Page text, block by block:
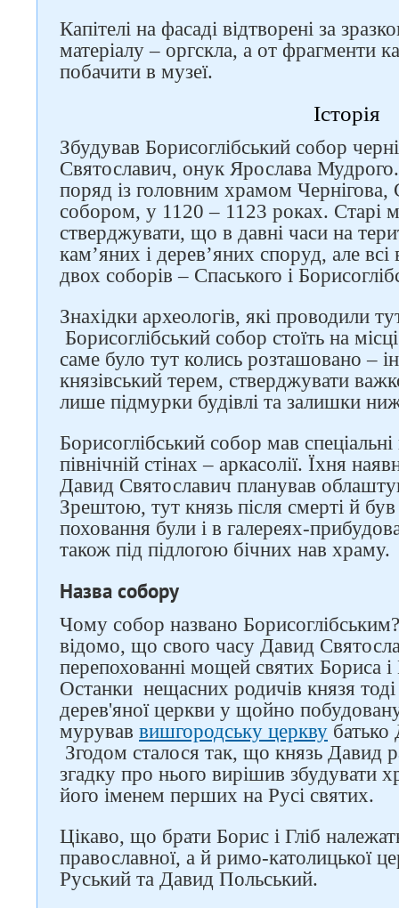
Капітелі на фасаді відтворені за
матеріалу – оргскла, а от фрагменти
побачити в музеї.
Історія
Збудував Борисоглібський собор
Святославич, онук Ярослава
поряд із головним храмом
собором, у 1120 – 1123 роках. Старі
стверджувати, що в давні часи на
кам’яних і дерев’яних споруд, але
двох соборів – Спаського і
Знахідки археологів, які проводили
Борисоглібський собор стоїть на
саме було тут колись розташовано –
князівський терем, стверджувати
лише підмурки будівлі та залишки
Борисоглібський собор мав спеціальні
північній стінах – аркасолії. Їхня
Давид Святославич планував
Зрештою, тут князь після смерті й
поховання були і в галереях-
також під підлогою бічних нав храму.
Назва собору
Чому собор названо
відомо, що свого часу Давид
перепохованні мощей святих Бориса
Останки нещасних родичів князя тоді
дерев'яної церкви у щойно
мурував вишгородську церкву
Згодом сталося так, що князь Давид
згадку про нього вирішив збудувати
його іменем перших на Русі святих.
Цікаво, що брати Борис і Гліб
православної, а й римо-католицької
Руський та Давид Польський.